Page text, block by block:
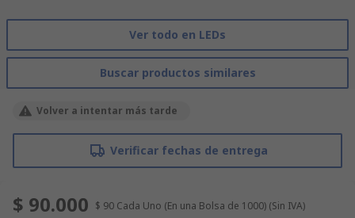
Ver todo en LEDs
Buscar productos similares
Volver a intentar más tarde
Verificar fechas de entrega
$ 90.000 $ 90 Cada Uno (En una Bolsa de 1000) (Sin IVA)